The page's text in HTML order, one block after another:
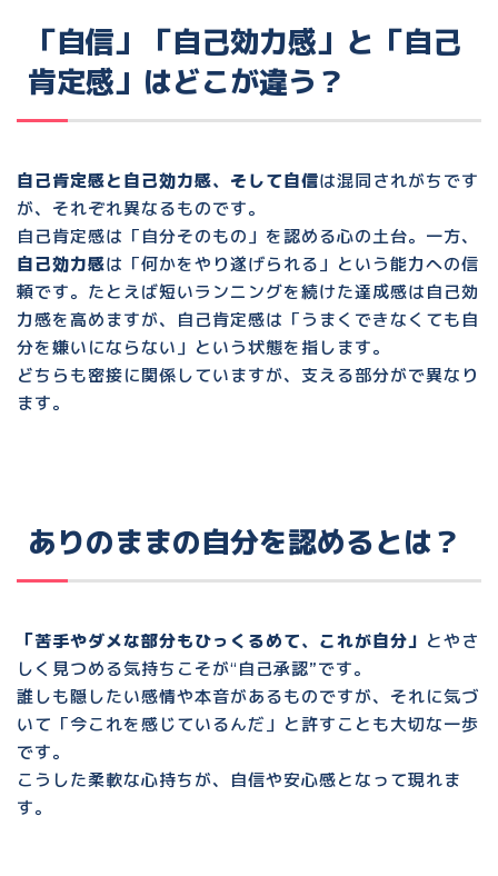
「自信」「自己効力感」と「自己
肯定感」はどこが違う？
自己肯定感と自己効力感、そして自信は混同されがちです
が、それぞれ異なるものです。
自己肯定感は 「自分そのもの」を認める心の土台。一方、
自己効力感は「何かをやり遂げられる」という能力への信
頼です。たとえば短いランニングを続けた達成感は自己効
力感を高めますが、自己肯定感は「うまくできなくても自
分を嫌いにならない」という状態を指します。
どちらも密接に関係していますが、支える部分がで異なり
ます。
ありのままの自分を認めるとは？
「苦手やダメな部分もひっくるめて、これが自分」 とやさ
しく見つめる気持ちこそが“自己承認”です。
誰しも隠したい感情や本音があるものですが、それに気づ
いて「今これを感じているんだ」と許すことも大切な一歩
です。
こうした柔軟な心持ちが、自信や安心感となって現れま
す。